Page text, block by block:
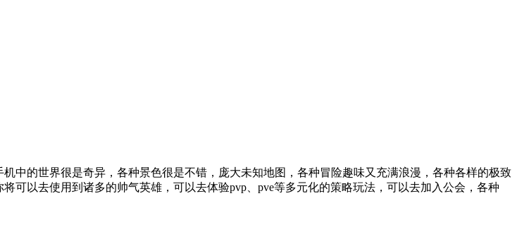
中的世界很是奇异，各种景色很是不错，庞大未知地图，各种冒险趣味又充满浪漫，各种各样的极致
可以去使用到诸多的帅气英雄，可以去体验pvp、pve等多元化的策略玩法，可以去加入公会，各种